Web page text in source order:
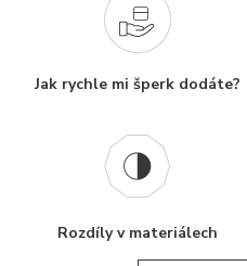
Jak rychle mi šperk dodáte?
Rozdíly v materiálech